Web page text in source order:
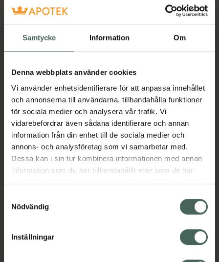
Samtycke Information Om
Denna webbplats använder cookies
Vi använder enhetsidentifierare för att anpassa innehållet
och annonserna till användarna, tillhandahålla funktioner
för sociala medier och analysera vår trafik. Vi
vidarebefordrar även sådana identifierare och annan
information från din enhet till de sociala medier och
annons- och analysföretag som vi samarbetar med.
Dessa kan i sin tur kombinera informationen med annan
information som du har tillhandahållit eller som de har
samlat in när du har använt deras tjänster. Samtycke till
återkalla ditt samtycke via webbplatsens
cookieinställningar. Ett återkallat samtycke påverkar inte
lagligheten av behandling som skett innan återkallelsen.
Nödvändig
Inställningar
119,30 kr
I apotek:119,30 kr
Aktuella erbjudanden
Beskrivning Dölj
Bipacksedel från FASS Visa
Kronans Apotek finns här för dig. Du hittar oss från Skåne i